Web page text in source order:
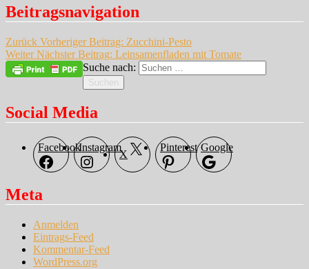
Beitragsnavigation
Zurück Vorheriger Beitrag: Zucchini-Pesto
Weiter Nächster Beitrag: Leinsamenfladen mit Tomate
Suche nach:
Suchen
Social Media
FacebookInstagram
X
Pinterest Google
Meta
Anmelden
Eintrags-Feed
Kommentar-Feed
WordPress.org